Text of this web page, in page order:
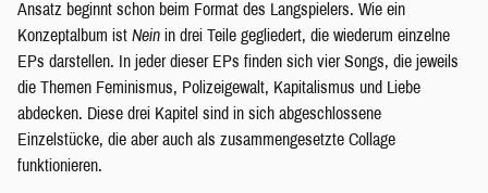
Ansatz beginnt schon beim Format des Langspielers. Wie ein
Konzeptalbum ist Nein in drei Teile gegliedert, die wiederum einzelne
EPs darstellen. In jeder dieser EPs finden sich vier Songs, die jeweils
die Themen Feminismus, Polizeigewalt, Kapitalismus und Liebe
abdecken. Diese drei Kapitel sind in sich abgeschlossene
Einzelstücke, die aber auch als zusammengesetzte Collage
funktionieren.